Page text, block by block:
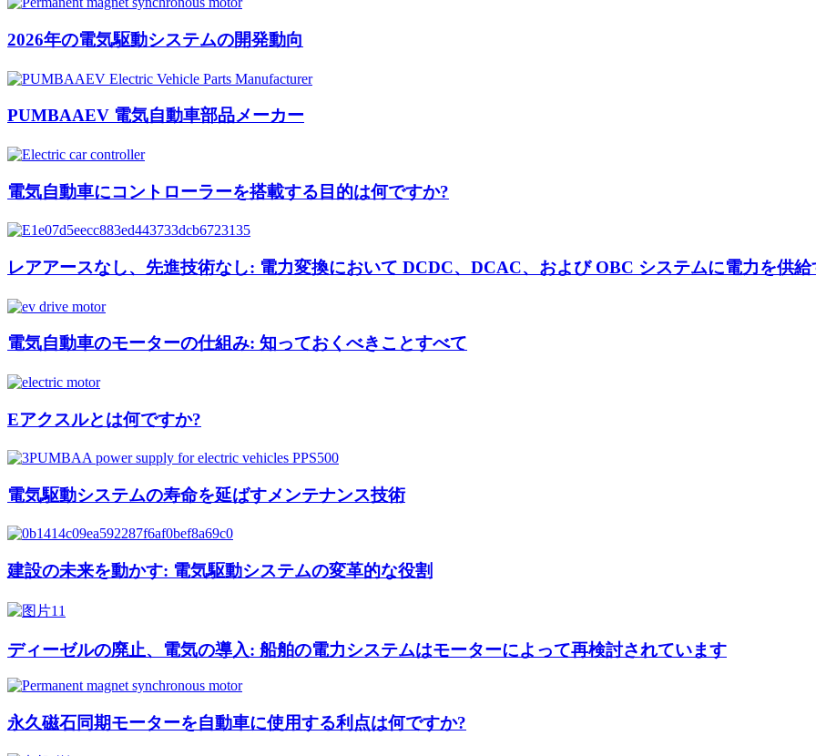
2026年の電気駆動システムの開発動向
PUMBAAEV 電気自動車部品メーカー
電気自動車にコントローラーを搭載する目的は何ですか?
レアアースなし、先進技術なし: 電力変換において DCDC、DCAC、および OBC システムに電力を供
電気自動車のモーターの仕組み: 知っておくべきことすべて
Eアクスルとは何ですか?
電気駆動システムの寿命を延ばすメンテナンス技術
建設の未来を動かす: 電気駆動システムの変革的な役割
ディーゼルの廃止、電気の導入: 船舶の電力システムはモーターによって再検討されています
永久磁石同期モーターを自動車に使用する利点は何ですか?